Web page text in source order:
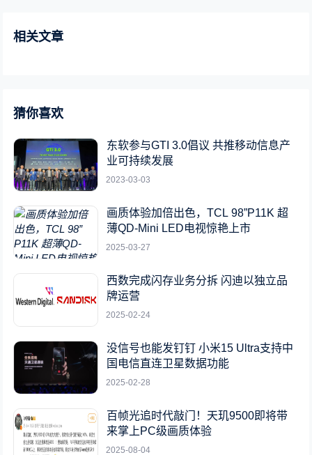
相关文章
猜你喜欢
东软参与GTI 3.0倡议 共推移动信息产
业可持续发展
2023-03-03
画质体验加倍出色，TCL 98”P11K 超
薄QD-Mini LED电视惊艳上市
2025-03-27
西数完成闪存业务分拆 闪迪以独立品
牌运营
2025-02-24
没信号也能发钉钉 小米15 Ultra支持中
国电信直连卫星数据功能
2025-02-28
百帧光追时代敲门！天玑9500即将带
来掌上PC级画质体验
2025-08-04